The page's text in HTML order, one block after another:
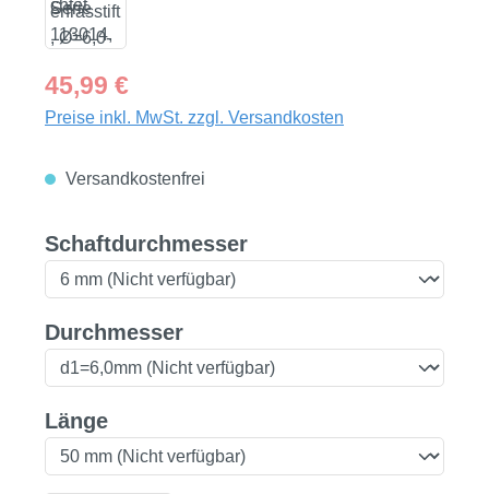
Regulärer Preis:
45,99 €
Preise inkl. MwSt. zzgl. Versandkosten
Versandkostenfrei
Schaftdurchmesserauswählen
Durchmesserauswählen
Längeauswählen